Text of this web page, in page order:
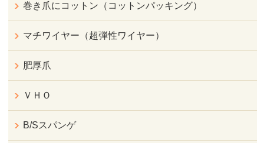
巻き爪にコットン（コットンパッキング）
マチワイヤー（超弾性ワイヤー）
肥厚爪
ＶＨＯ
B/Sスパンゲ